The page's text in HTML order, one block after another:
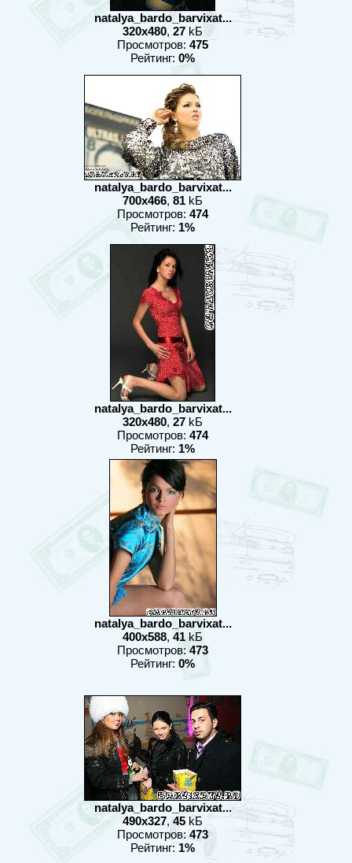
natalya_bardo_barvixat...
320x480, 27 kБ
Просмотров: 475
Рейтинг: 0%
natalya_bardo_barvixat...
700x466, 81 kБ
Просмотров: 474
Рейтинг: 1%
natalya_bardo_barvixat...
320x480, 27 kБ
Просмотров: 474
Рейтинг: 1%
natalya_bardo_barvixat...
400x588, 41 kБ
Просмотров: 473
Рейтинг: 0%
natalya_bardo_barvixat...
490x327, 45kБ
Просмотров: 473
Рейтинг:1%